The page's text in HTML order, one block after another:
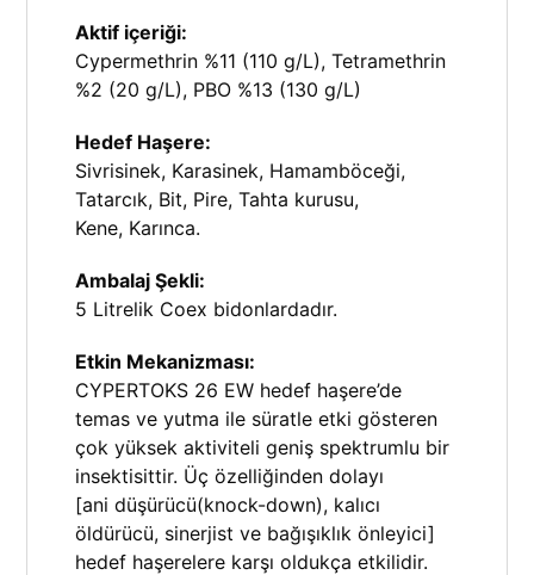
Aktif içeriği:
Cypermethrin %11 (110 g/L), Tetramethrin
%2 (20 g/L), PBO %13 (130 g/L)
Hedef Haşere:
Sivrisinek, Karasinek, Hamamböceği,
Tatarcık, Bit, Pire, Tahta kurusu,
Kene, Karınca.
Ambalaj Şekli:
5 Litrelik Coex bidonlardadır.
Etkin Mekanizması:
CYPERTOKS 26 EW hedef haşere’de
temas ve yutma ile süratle etki gösteren
çok yüksek aktiviteli geniş spektrumlu bir
insektisittir. Üç özelliğinden dolayı
[ani düşürücü(knock-down), kalıcı
öldürücü, sinerjist ve bağışıklık önleyici]
hedef haşerelere karşı oldukça etkilidir.